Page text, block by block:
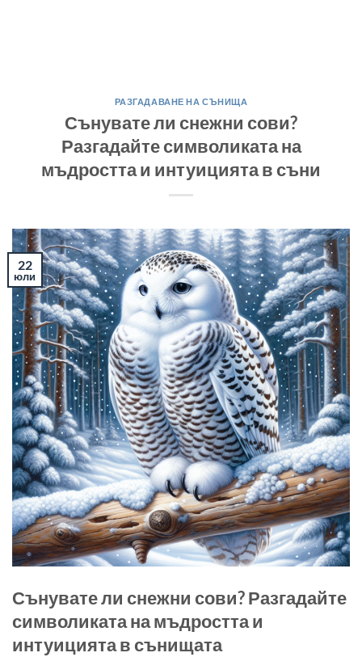
РАЗГАДАВАНЕ НА СЪНИЩА
Сънувате ли снежни сови?
Разгадайте символиката на
мъдростта и интуицията в съни
22
юли
Сънувате ли снежни сови? Разгадайте
символиката на мъдростта и
интуицията в сънищата